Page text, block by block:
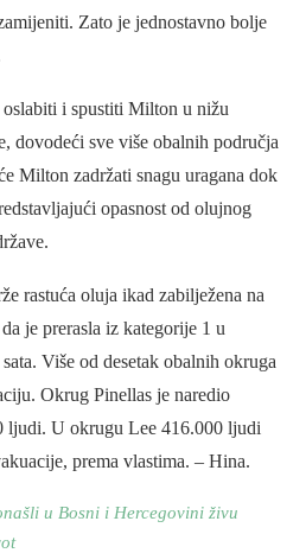
Zato je jednostavno bolje
i spustiti Milton u nižu
dovodeći sve više obalnih područja
Milton zadržati snagu uragana dok
opasnost od olujnog
rastuća oluja ikad zabilježena na
je prerasla iz kategorije 1 u
Više od desetak obalnih okruga
Okrug Pinellas je naredio
ljudi. U okrugu Lee 416.000 ljudi
prema vlastima. – Hina.
u Bosni i Hercegovini živu